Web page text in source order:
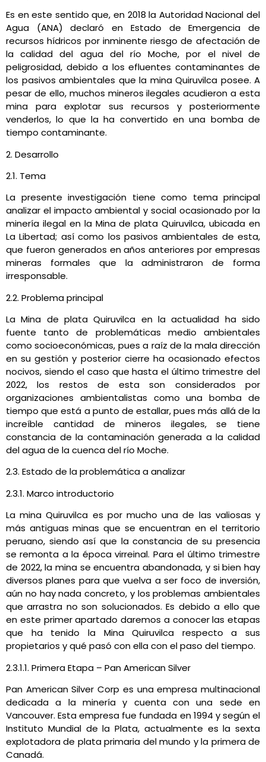
Es en este sentido que, en 2018 la Autoridad Nacional del
Agua (ANA) declaró en Estado de Emergencia de
recursos hídricos por inminente riesgo de afectación de
la calidad del agua del río Moche, por el nivel de
peligrosidad, debido a los efluentes contaminantes de
los pasivos ambientales que la mina Quiruvilca posee. A
pesar de ello, muchos mineros ilegales acudieron a esta
mina para explotar sus recursos y posteriormente
venderlos, lo que la ha convertido en una bomba de
tiempo contaminante.
2. Desarrollo
2.1. Tema
La presente investigación tiene como tema principal
analizar el impacto ambiental y social ocasionado por la
minería ilegal en la Mina de plata Quiruvilca, ubicada en
La Libertad; así como los pasivos ambientales de esta,
que fueron generados en años anteriores por empresas
mineras formales que la administraron de forma
irresponsable.
2.2. Problema principal
La Mina de plata Quiruvilca en la actualidad ha sido
fuente tanto de problemáticas medio ambientales
como socioeconómicas, pues a raíz de la mala dirección
en su gestión y posterior cierre ha ocasionado efectos
nocivos, siendo el caso que hasta el último trimestre del
2022, los restos de esta son considerados por
organizaciones ambientalistas como una bomba de
tiempo que está a punto de estallar, pues más allá de la
increíble cantidad de mineros ilegales, se tiene
constancia de la contaminación generada a la calidad
del agua de la cuenca del río Moche.
2.3. Estado de la problemática a analizar
2.3.1. Marco introductorio
La mina Quiruvilca es por mucho una de las valiosas y
más antiguas minas que se encuentran en el territorio
peruano, siendo así que la constancia de su presencia
se remonta a la época virreinal. Para el último trimestre
de 2022, la mina se encuentra abandonada, y si bien hay
diversos planes para que vuelva a ser foco de inversión,
aún no hay nada concreto, y los problemas ambientales
que arrastra no son solucionados. Es debido a ello que
en este primer apartado daremos a conocer las etapas
que ha tenido la Mina Quiruvilca respecto a sus
propietarios y qué pasó con ella con el paso del tiempo.
2.3.1.1. Primera Etapa – Pan American Silver
Pan American Silver Corp es una empresa multinacional
dedicada a la minería y cuenta con una sede en
Vancouver. Esta empresa fue fundada en 1994 y según el
Instituto Mundial de la Plata, actualmente es la sexta
explotadora de plata primaria del mundo y la primera de
Canadá.